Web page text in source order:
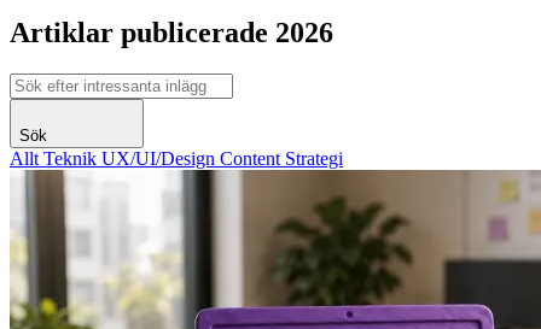
Artiklar publicerade 2026
Sök
Allt Teknik UX/UI/Design Content Strategi